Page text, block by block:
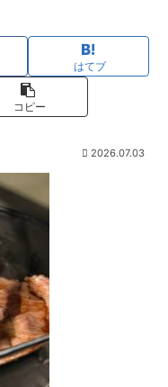
はてブ
コピー
2026.07.03